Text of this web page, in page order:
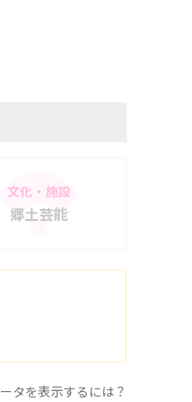
文化・施設
郷土芸能
タを表示するには？